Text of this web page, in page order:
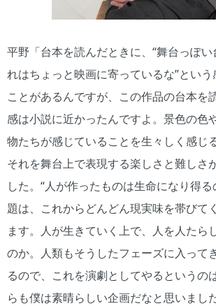
平野「台本を読んだときに、“舞台っぽい
れはちょっと映画に寄っているな”という
ことがあるんですが、この作品の台本を
感は小説に近かったんですよ。景色の色
物たちが感じていることを生々しく感じ
それを舞台上で表現する楽しさと難しさ
した。“人が作ったものは生命になり得
題は、これからどんどん現実味を帯びて
ます。人が生きていく上で、人を人たら
のか。人類もそうしたフェーズに入って
るので、これを演劇としてやるというの
らも僕は素晴らしい企画だなと思いまし